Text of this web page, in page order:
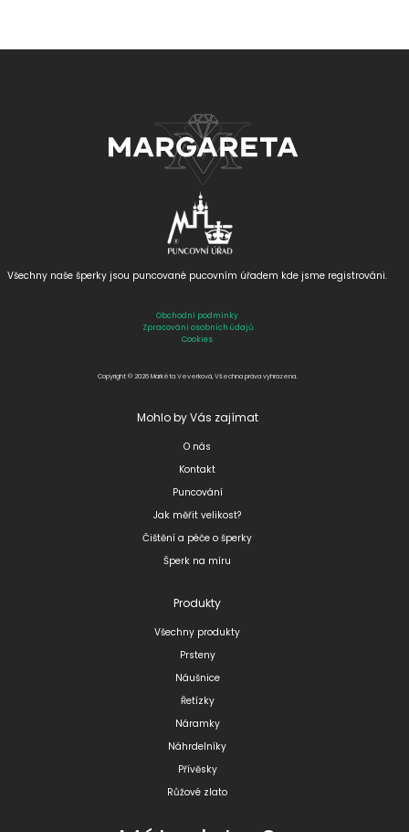
Všechny naše šperky jsou puncované pucovním úřadem kde jsme registrováni.
Obchodní podmínky
Zpracování osobních údajů
Cookies
Copyright © 2026 Markéta Veverková, Všechna práva vyhrazena.
Mohlo by Vás zajímat
O nás
Kontakt
Puncování
Jak měřit velikost?
Čištění a péče o šperky
Šperk na míru
Produkty
Všechny produkty
Prsteny
Náušnice
Řetízky
Náramky
Náhrdelníky
Přívěsky
Růžové zlato